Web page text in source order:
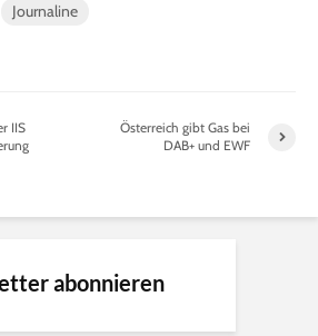
Journaline
IIS
Österreich gibt Gas bei
DAB+ und EWF
abonnieren